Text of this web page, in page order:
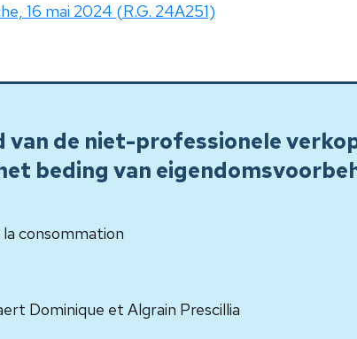
16 mai 2024 (R.G. 24A251)
de niet-professionele
beding van
consommation
Dominique et Algrain Prescillia